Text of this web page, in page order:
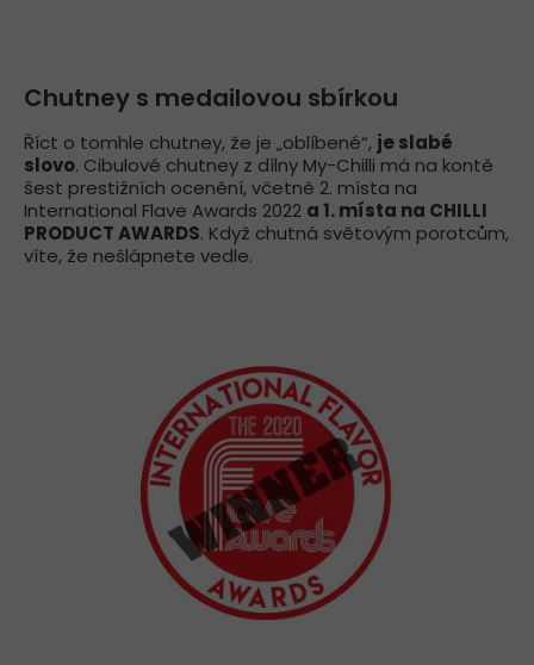
Chutney s medailovou sbírkou
Říct o tomhle chutney, že je „oblíbené“, je slabé
slovo. Cibulové chutney z dílny My-Chilli má na kontě
šest prestižních ocenění, včetně 2. místa na
International Flave Awards 2022 a 1. místa na CHILLI
PRODUCT AWARDS. Když chutná světovým porotcům,
víte, že nešlápnete vedle.